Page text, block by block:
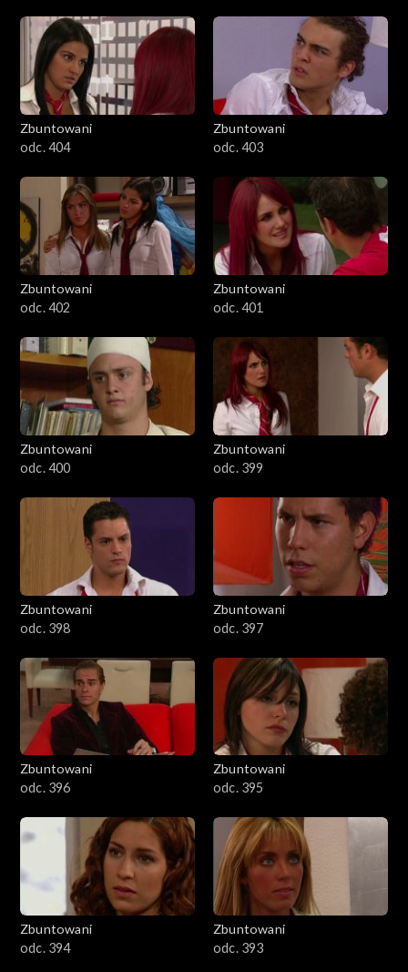
Zbuntowani
odc. 404
Zbuntowani
odc. 403
Zbuntowani
odc. 402
Zbuntowani
odc. 401
Zbuntowani
odc. 400
Zbuntowani
odc. 399
Zbuntowani
odc. 398
Zbuntowani
odc. 397
Zbuntowani
odc. 396
Zbuntowani
odc. 395
Zbuntowani
odc. 394
Zbuntowani
odc. 393